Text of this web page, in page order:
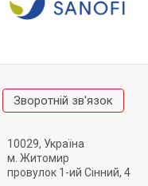
Зворотній зв'язок
10029, Україна
м. Житомир
провулок 1-ий Сінний, 4